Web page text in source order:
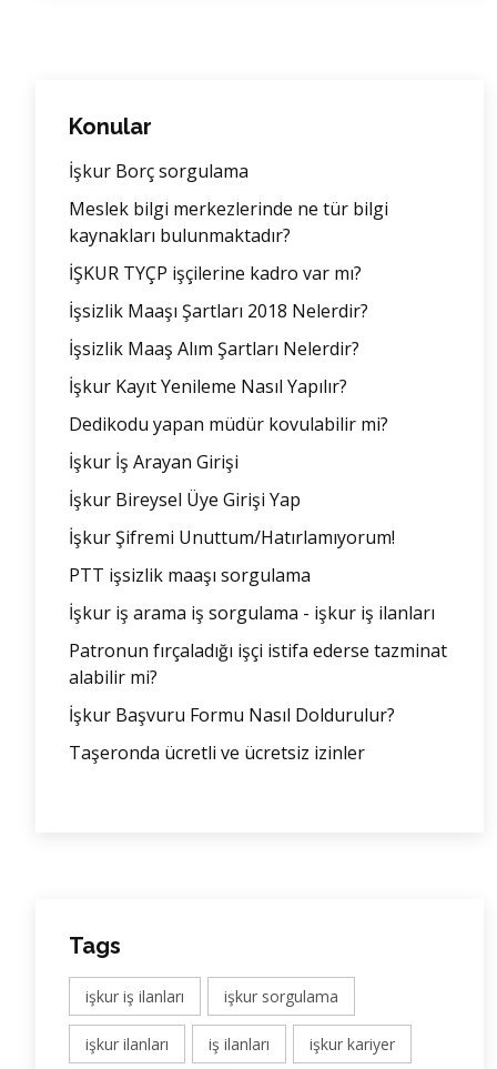
Konular
İşkur Borç sorgulama
Meslek bilgi merkezlerinde ne tür bilgi
kaynakları bulunmaktadır?
İŞKUR TYÇP işçilerine kadro var mı?
İşsizlik Maaşı Şartları 2018 Nelerdir?
İşsizlik Maaş Alım Şartları Nelerdir?
İşkur Kayıt Yenileme Nasıl Yapılır?
Dedikodu yapan müdür kovulabilir mi?
İşkur İş Arayan Girişi
İşkur Bireysel Üye Girişi Yap
İşkur Şifremi Unuttum/Hatırlamıyorum!
PTT işsizlik maaşı sorgulama
İşkur iş arama iş sorgulama - işkur iş ilanları
Patronun fırçaladığı işçi istifa ederse tazminat
alabilir mi?
İşkur Başvuru Formu Nasıl Doldurulur?
Taşeronda ücretli ve ücretsiz izinler
Tags
işkur iş ilanları işkur sorgulama
işkur ilanları iş ilanları işkur kariyer